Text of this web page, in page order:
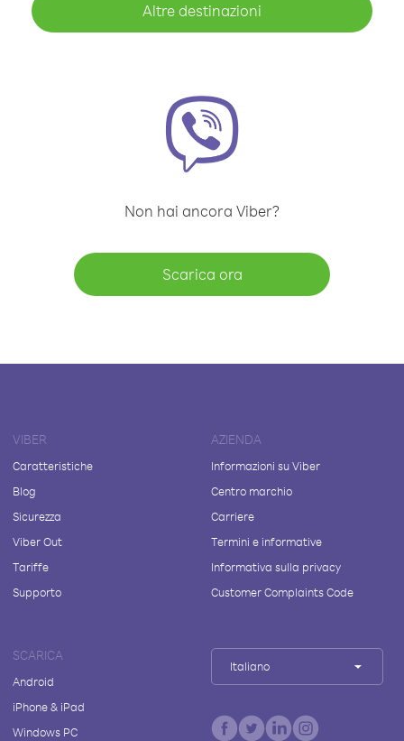
Altre destinazioni
Non hai ancora Viber?
Scarica ora
VIBER
Caratteristiche
Blog
Sicurezza
Viber Out
Tariffe
Supporto
AZIENDA
Informazioni su Viber
Centro marchio
Carriere
Termini e informative
Informativa sulla privacy
Customer Complaints Code
SCARICA
Android
iPhone & iPad
Windows PC
Italiano